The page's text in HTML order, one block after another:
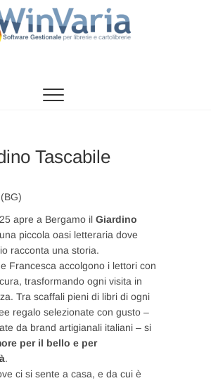
Tascabile
apre a Bergamo il Giardino
piccola oasi letteraria dove
racconta una storia.
Francesca accolgono i lettori con
trasformando ogni visita in
Tra scaffali pieni di libri di ogni
regalo selezionate con gusto –
da brand artigianali italiani – si
per il bello e per
.
ci si sente a casa, e da cui è